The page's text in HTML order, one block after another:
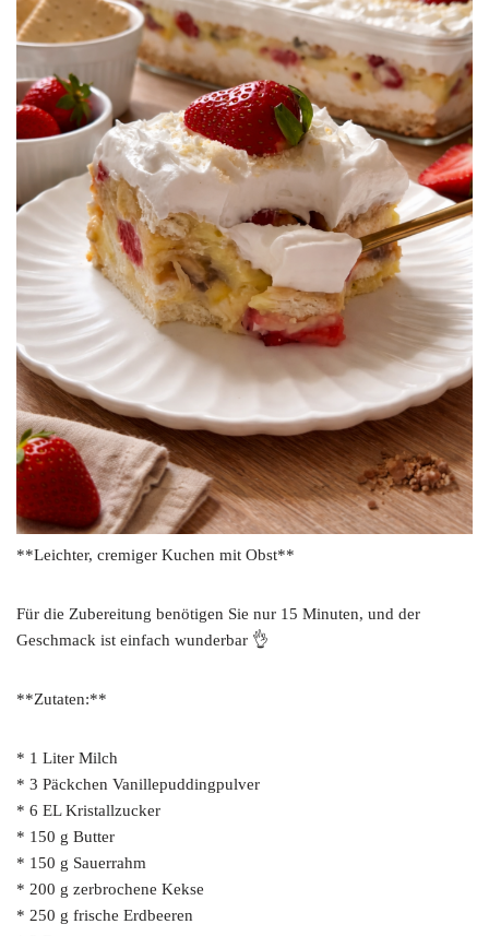
**Leichter, cremiger Kuchen mit Obst**
Für die Zubereitung benötigen Sie nur 15 Minuten, und der
Geschmack ist einfach wunderbar 👌
**Zutaten:**
* 1 Liter Milch
* 3 Päckchen Vanillepuddingpulver
* 6 EL Kristallzucker
* 150 g Butter
* 150 g Sauerrahm
* 200 g zerbrochene Kekse
* 250 g frische Erdbeeren